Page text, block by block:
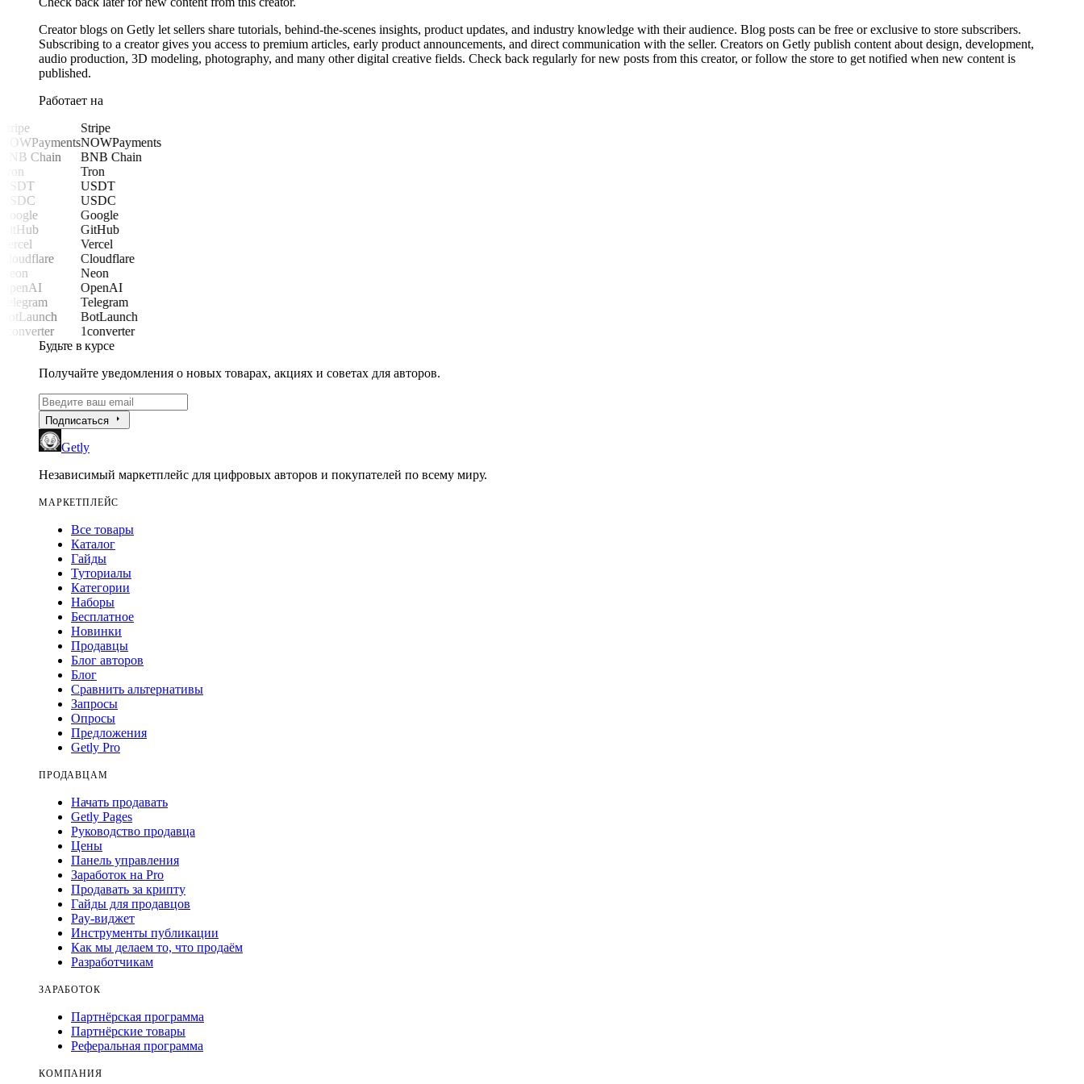
Creator blogs on Getly let sellers share tutorials, behind-the-scenes insights, product updates, and industry knowledge with their audience. Blog posts can be free or exclusive to store subscribers.
Subscribing to a creator gives you access to premium articles, early product announcements, and direct communication with the seller. Creators on Getly publish content about design, development,
audio production, 3D modeling, photography, and many other digital creative fields. Check back regularly for new posts from this creator, or follow the store to get notified when new content is
published.
Работает на
Stripe
NOWPayments
BNB Chain
Tron
USDT
USDC
Google
GitHub
Vercel
Cloudflare
Neon
OpenAI
Telegram
BotLaunch
1converter
Stripe
NOWPayments
BNB Chain
Tron
USDT
USDC
Google
GitHub
Vercel
Cloudflare
Neon
OpenAI
Telegram
BotLaunch
1converter
Будьте в курсе
Получайте уведомления о новых товарах, акциях и советах для авторов.
Подписаться arrow_right
Getly
Независимый маркетплейс для цифровых авторов и покупателей по всему миру.
МАРКЕТПЛЕЙС
Все товары
Каталог
Гайды
Туториалы
Категории
Наборы
Бесплатное
Новинки
Продавцы
Блог авторов
Блог
Сравнить альтернативы
Запросы
Опросы
Предложения
Getly Pro
ПРОДАВЦАМ
Начать продавать
Getly Pages
Руководство продавца
Цены
Панель управления
Заработок на Pro
Продавать за крипту
Гайды для продавцов
Pay-виджет
Инструменты публикации
Как мы делаем то, что продаём
Разработчикам
ЗАРАБОТОК
Партнёрская программа
Партнёрские товары
Реферальная программа
КОМПАНИЯ